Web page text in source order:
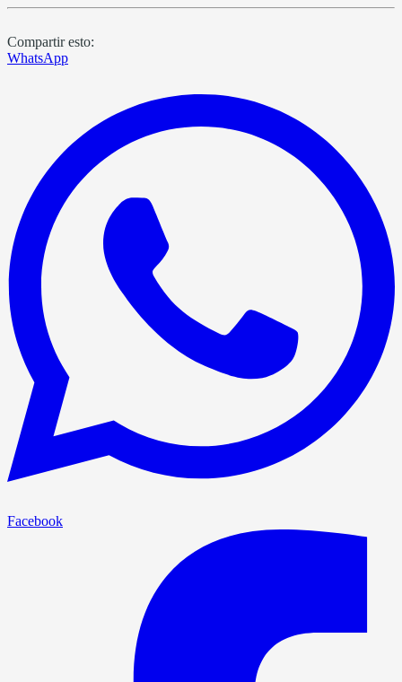
Compartir esto:
WhatsApp
Facebook